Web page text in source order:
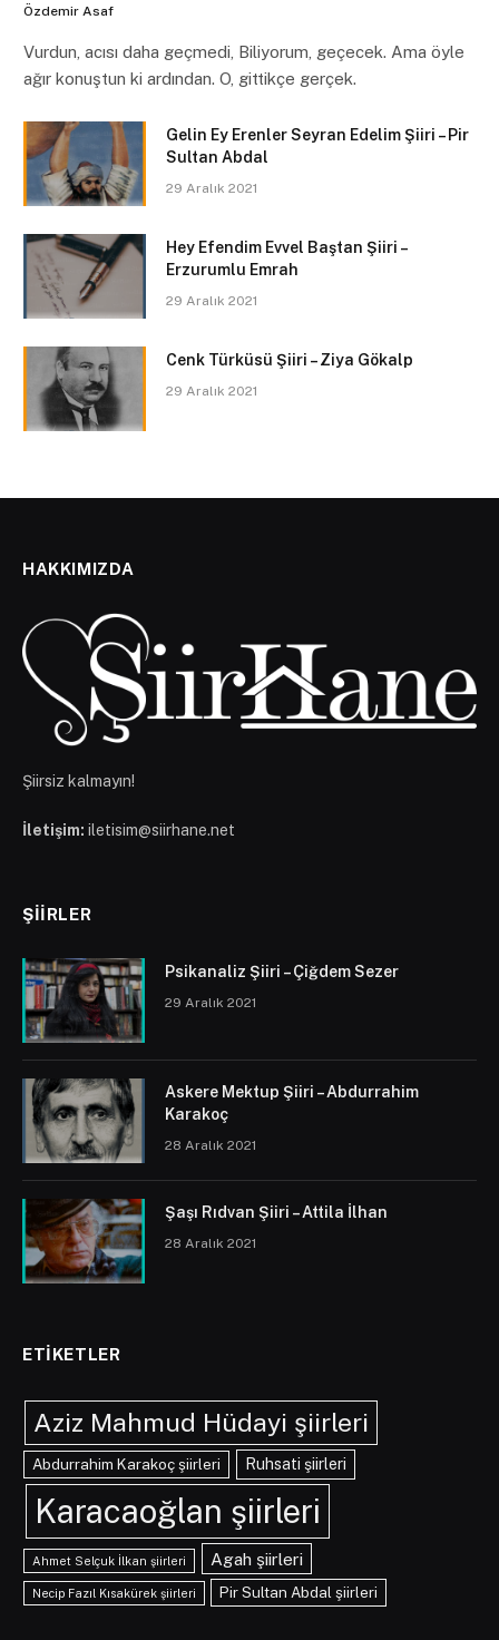
Özdemir Asaf
Vurdun, acısı daha geçmedi, Biliyorum, geçecek. Ama öyle
ağır konuştun ki ardından. O, gittikçe gerçek.
Gelin Ey Erenler Seyran Edelim Şiiri – Pir
Sultan Abdal
29 Aralık 2021
Hey Efendim Evvel Baştan Şiiri –
Erzurumlu Emrah
29 Aralık 2021
Cenk Türküsü Şiiri – Ziya Gökalp
29 Aralık 2021
HAKKIMIZDA
Şiirsiz kalmayın!
İletişim: iletisim@siirhane.net
ŞIIRLER
Psikanaliz Şiiri – Çiğdem Sezer
29 Aralık 2021
Askere Mektup Şiiri – Abdurrahim
Karakoç
28 Aralık 2021
Şaşı Rıdvan Şiiri – Attila İlhan
28 Aralık 2021
ETIKETLER
Aziz Mahmud Hüdayi şiirleri
Abdurrahim Karakoç şiirleri Ruhsati şiirleri
Karacaoğlan şiirleri
Ahmet Selçuk İlkan şiirleri Agah şiirleri
Necip Fazıl Kısakürek şiirleri Pir Sultan Abdal şiirleri